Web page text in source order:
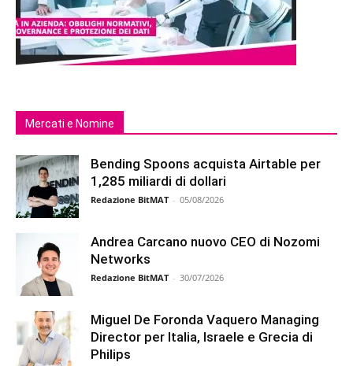
Mercati e Nomine
Bending Spoons acquista Airtable per
1,285 miliardi di dollari
Redazione BitMAT - 05/08/2026
Andrea Carcano nuovo CEO di Nozomi
Networks
Redazione BitMAT - 30/07/2026
Miguel De Foronda Vaquero Managing
Director per Italia, Israele e Grecia di
Philips